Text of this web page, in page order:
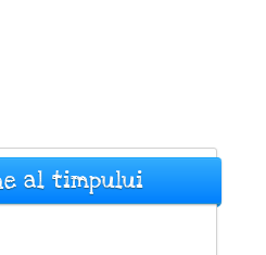
al timpului